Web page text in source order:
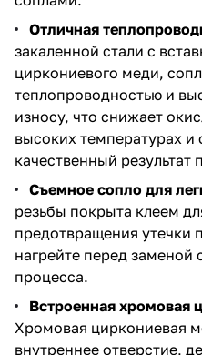
Отличная
закаленной стали с
циркониевого меди,
теплопроводностью и
износу, что снижает
высоких температурах и
качественный результат
Съемное сопло для
резьбы покрыта клеем
предотвращения утечки
нагрейте перед заменой
процесса.
Встроенная хромовая
Хромовая циркониевая
внутреннее отверстие,